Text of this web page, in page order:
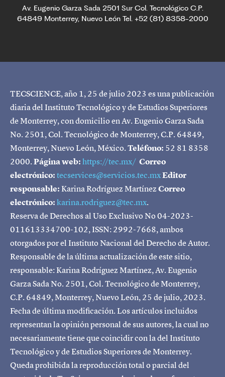
Av. Eugenio Garza Sada 2501 Sur Col. Tecnológico C.P.
64849 Monterrey, Nuevo León Tel. +52 (81) 8358-2000
TECSCIENCE, año 1, 25 de julio 2023 es una publicación
diaria del Instituto Tecnológico y de Estudios Superiores
de Monterrey, con domicilio en Av. Eugenio Garza Sada
No. 2501, Col. Tecnológico de Monterrey, C.P. 64849,
Monterrey, Nuevo León, México.Teléfono: 52 81 8358
2000.Página web:https://tec.mx/ Correo
electrónico:tecservices@servicios.tec.mxEditor
responsable:Karina Rodríguez MartínezCorreo
electrónico:karina.rodriguez@tec.mx.
Reserva de Derechos al Uso Exclusivo No 04-2023-
011613334700-102, ISSN: 2992-7668, ambos
otorgados por el Instituto Nacional del Derecho de Autor.
Responsable de la última actualización de este sitio,
responsable: Karina Rodríguez Martínez, Av. Eugenio
Garza Sada No. 2501, Col. Tecnológico de Monterrey,
C.P. 64849, Monterrey, Nuevo León, 25 de julio, 2023.
Fecha de última modificación. Los artículos incluidos
representan la opinión personal de sus autores, la cual no
necesariamente tiene que coincidir con la del Instituto
Tecnológico y de Estudios Superiores de Monterrey.
Queda prohibida la reproducción total o parcial del